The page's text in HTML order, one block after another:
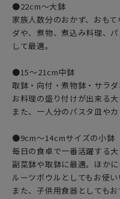
●22cm〜大鉢
家族人数分のおかず、おも
ダや、煮物、煮込み料理、
して最適。
●15〜21cm中鉢
取鉢・向付・煮物鉢・サラ
お料理の盛り付けが出来る大
また、一人分のパスタ皿やカ
●9cm〜14cmサイズの小鉢
毎日の食卓で一番活躍する
副菜鉢や取鉢に最適。ほか
ルーツボウルとしてもお使い
また、子供用食器としてもお